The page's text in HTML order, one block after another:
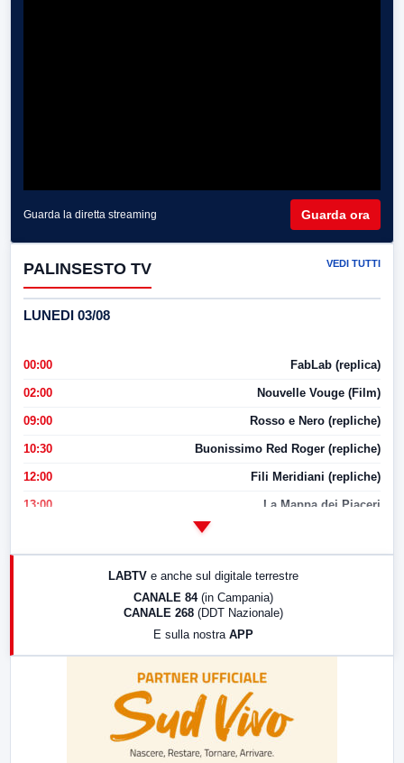
Guarda la diretta streaming Guarda ora
PALINSESTO TV VEDI TUTTI
LUNEDI 03/08
00:00 FabLab (replica)
02:00 Nouvelle Vouge (Film)
09:00 Rosso e Nero (repliche)
10:30 Buonissimo Red Roger (repliche)
12:00 Fili Meridiani (repliche)
13:00 La Mappa dei Piaceri
17:00 LabNews (replica)
LABTV e anche sul digitale terrestre
CANALE 84 (in Campania)
CANALE 268 (DDT Nazionale)
E sulla nostra APP